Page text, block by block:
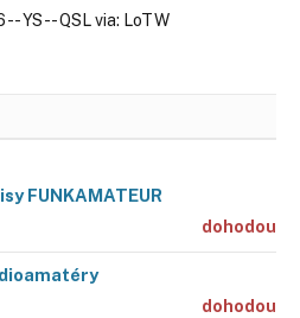
YS -- QSL via: LoTW
FUNKAMATEUR
dohodou
dohodou